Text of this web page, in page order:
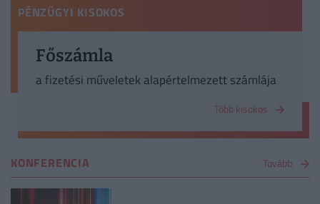
PÉNZÜGYI KISOKOS
Főszámla
a fizetési műveletek alapértelmezett számlája
Több kisokos
KONFERENCIA Tovább